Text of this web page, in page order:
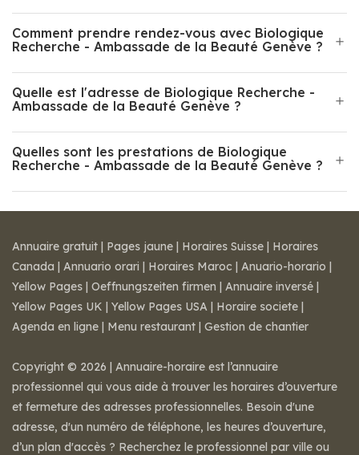
Comment prendre rendez-vous avec Biologique
Recherche - Ambassade de la Beauté Genève ?
Quelle est l'adresse de Biologique Recherche -
Ambassade de la Beauté Genève ?
Quelles sont les prestations de Biologique
Recherche - Ambassade de la Beauté Genève ?
Annuaire gratuit | Pages jaune | Horaires Suisse | Horaires
Canada | Annuario orari | Horaires Maroc | Anuario-horario |
Yellow Pages | Oeffnungszeiten firmen | Annuaire inversé |
Yellow Pages UK | Yellow Pages USA | Horaire societe |
Agenda en ligne | Menu restaurant | Gestion de chantier
Copyright © 2026 | Annuaire-horaire est l’annuaire
professionnel qui vous aide à trouver les horaires d’ouverture
et fermeture des adresses professionnelles. Besoin d'une
adresse, d'un numéro de téléphone, les heures d’ouverture,
d’un plan d'accès ? Recherchez le professionnel par ville ou